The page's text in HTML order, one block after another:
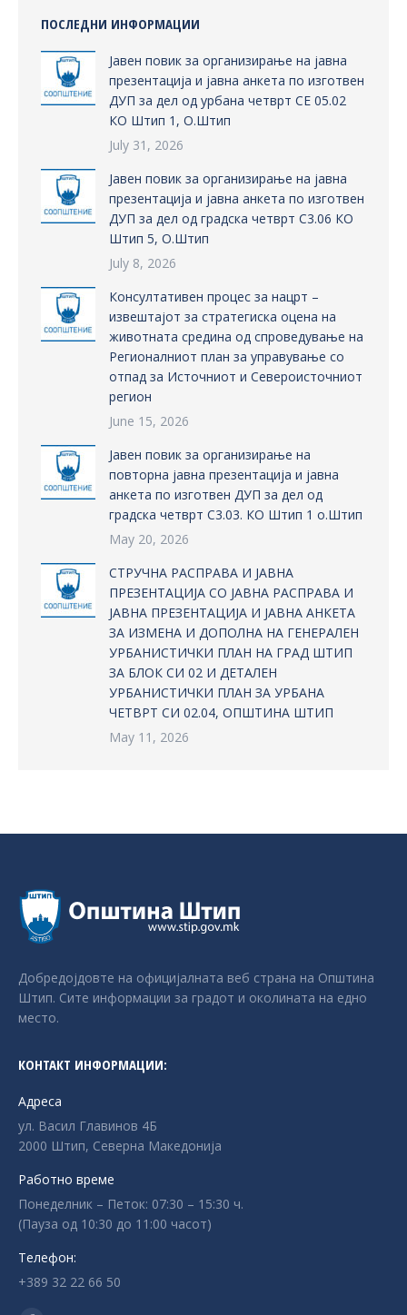
ПОСЛЕДНИ ИНФОРМАЦИИ
Јавен повик за организирање на јавна
презентација и јавна анкета по изготвен
ДУП за дел од урбана четврт СЕ 05.02
КО Штип 1, О.Штип
July 31, 2026
Јавен повик за организирање на јавна
презентација и јавна анкета по изготвен
ДУП за дел од градска четврт С3.06 КО
Штип 5, О.Штип
July 8, 2026
Консултативен процес за нацрт –
извештајот за стратегиска оцена на
животната средина од спроведување на
Регионалниот план за управување со
отпад за Источниот и Североисточниот
регион
June 15, 2026
Јавен повик за организирање на
повторна јавна презентација и јавна
анкета по изготвен ДУП за дел од
градска четврт С3.03. КО Штип 1 о.Штип
May 20, 2026
СТРУЧНА РАСПРАВА И ЈАВНА
ПРЕЗЕНТАЦИЈА СО ЈАВНА РАСПРАВА И
ЈАВНА ПРЕЗЕНТАЦИЈА И ЈАВНА АНКЕТА
ЗА ИЗМЕНА И ДОПОЛНА НА ГЕНЕРАЛЕН
УРБАНИСТИЧКИ ПЛАН НА ГРАД ШТИП
ЗА БЛОК СИ 02 И ДЕТАЛЕН
УРБАНИСТИЧКИ ПЛАН ЗА УРБАНА
ЧЕТВРТ СИ 02.04, ОПШТИНА ШТИП
May 11, 2026
Добредојдовте на официјалната веб страна на Општина
Штип. Сите информации за градот и околината на едно
место.
КОНТАКТ ИНФОРМАЦИИ:
Адреса
ул. Васил Главинов 4Б
2000 Штип, Северна Македонија
Работно време
Понеделник – Петок: 07:30 – 15:30 ч.
(Пауза од 10:30 до 11:00 часот)
Телефон:
+389 32 22 66 50